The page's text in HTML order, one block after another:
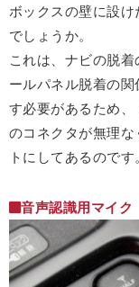
ボックスの壁に設
でしょうか。
これは、ナビの脱
ールパネル脱着の
す必要があるため
のコネクタが無理
トにしてあるのです。
音声認識用マイク